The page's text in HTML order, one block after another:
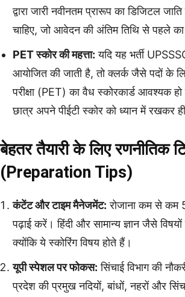
द्वारा जारी नवीनतम प्रारूप का डिजिटल
चाहिए, जो आवेदन की अंतिम तिथि से पहले का
PET स्कोर की महत्ता: यदि यह भर्ती
आयोजित की जाती है, तो क्लर्क जैसे पदों के
परीक्षा (PET) का वैध स्कोरकार्ड आवश्यक
छात्र अपने पीईटी स्कोर को ध्यान में रखकर
बेहतर तैयारी के लिए रणनीतिक
(Preparation Tips)
कंटेंट और टाइम मैनेजमेंट: रोजाना कम से कम
पढ़ाई करें। हिंदी और सामान्य ज्ञान जैसे
क्योंकि ये स्कोरिंग विषय होते हैं।
यूपी स्पेशल पर फोकस: सिंचाई विभाग की
प्रदेश की प्रमुख नदियों, बांधों, नहरों और